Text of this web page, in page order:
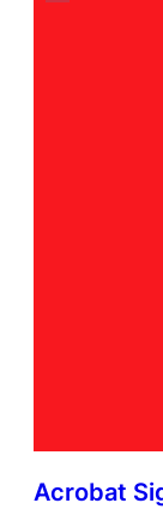
Acrobat